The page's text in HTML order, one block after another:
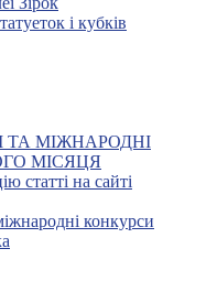
і кубків
ТА МІЖНАРОДНІ
МІСЯЦЯ
статті на сайті
конкурси